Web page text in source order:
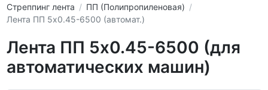
Стреппинг лента
ПП (Полипропиленовая)
Лента ПП 5x0.45-6500 (автомат.)
Лента ПП 5x0.45-6500 (для
автоматических машин)